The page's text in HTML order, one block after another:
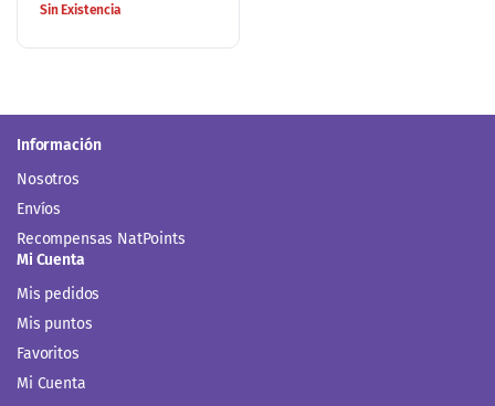
Sin Existencia
Información
Nosotros
Envíos
Recompensas NatPoints
Mi Cuenta
Mis pedidos
Mis puntos
Favoritos
Mi Cuenta